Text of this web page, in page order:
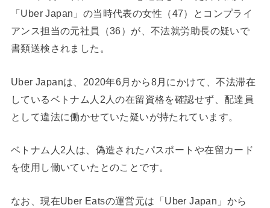
「Uber Japan」の当時代表の女性（47）とコンプライ
アンス担当の元社員（36）が、不法就労助長の疑いで
書類送検されました。
Uber Japanは、2020年6月から8月にかけて、不法滞在
しているベトナム人2人の在留資格を確認せず、配達員
として違法に働かせていた疑いが持たれています。
ベトナム人2人は、偽造されたパスポートや在留カード
を使用し働いていたとのことです。
なお、現在Uber Eatsの運営元は「Uber Japan」から